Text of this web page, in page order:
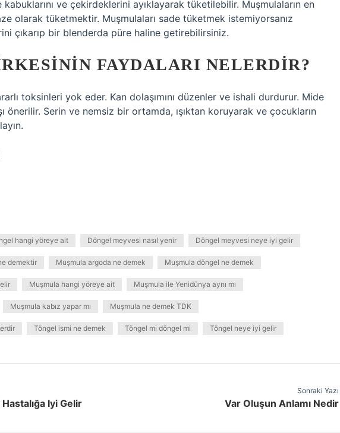
ve çekirdeklerini ayıklayarak tüketilebilir. Muşmulaların en
olarak tüketmektir. Muşmulaları sade tüketmek istemiyorsanız
çıkarıp bir blenderda püre haline getirebilirsiniz.
FAYDALARI NELERDIR?
toksinleri yok eder. Kan dolaşımını düzenler ve ishali durdurur. Mide
önerilir. Serin ve nemsiz bir ortamda, ışıktan koruyarak ve çocukların
hangi yöreye ait Döngel meyvesi nasıl yenir Döngel meyvesi neye iyi gelir
demektir Muşmula argoda ne demek Muşmula döngel ne demek
Muşmula hangi yöreye ait Muşmula ile Yenidünya aynı mı
Muşmula kabız yapar mı Muşmula ne demek TDK
Töngel ismi ne demek Töngel mi döngel mi Töngel neye iyi gelir
Iyi Gelir
Sonraki Yazı
Var Oluşun Anlamı Nedir